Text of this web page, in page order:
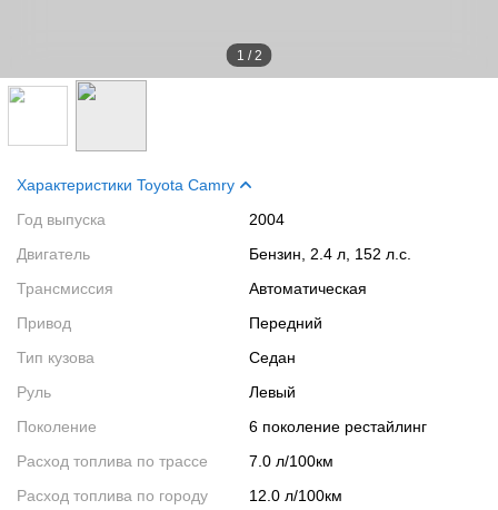
1 /2
Характеристики Toyota Camry
Год выпуска
2004
Двигатель
Бензин, 2.4 л, 152 л.с.
Трансмиссия
Автоматическая
Привод
Передний
Тип кузова
Седан
Руль
Левый
Поколение
6 поколение рестайлинг
Расход топлива по трассе
7.0 л/100км
Расход топлива по городу
12.0 л/100км